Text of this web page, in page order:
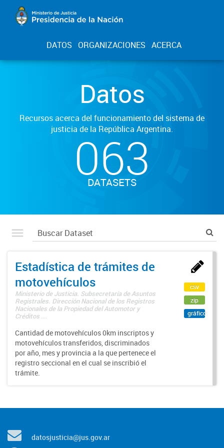
DATOS ORGANIZACIONES ACERCA
Datos
Recursos acerca del funcionamiento del sistema de
justicia de la República Argentina.
063
DATASETS
Estadística de trámites de
motovehículos
Ministerio de Justicia. Subsecretaría de Asuntos
Registrales. Dirección Nacional de los Registros
Nacionales de la Propiedad del Automotor y
Créditos ...
Cantidad de motovehículos 0km inscriptos y
motovehículos transferidos, discriminados
por año, mes y provincia a la que pertenece el
registro seccional en el cual se inscribió el
trámite.
csv
zip
gráfico
datosjusticia@jus.gov.ar